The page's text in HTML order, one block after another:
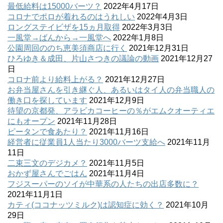
最低給料は15000バーツ？ 2022年4月17日
コロナでポロが着れるのはうれしい 2022年4月3日
ロングステイビザを15ヵ月取得 2022年3月3日
一風堂→ばんから→一風堂へ 2022年1月8日
公園周回ののち恵美須商店に行く
2021年12月31日
ひろゆき＆成田、片山さつきの議論の動画 2021年12月27
日
コロナ前より給料上がる？ 2021年12月27日
お弁当屋さんを引き継ぐ人、あるいはタイ人の弁当職人の
働き口を探しています 2021年12月9日
待望の京都発、アラビカコーヒーの％がエムクオーティエ
にもオープン 2021年11月28日
ピータンで食あたり？ 2021年11月16日
経営者に従業員1人当たり3000バーツ支給へ 2021年11月
11日
二束三文のデジカメ？ 2021年11月5日
おかず屋さんでごはん 2021年11月4日
フジスーパーのソイが中華系の人たちの出店多数に？
2021年11月1日
カティ(ココナッツミルク)は認知症に効く？ 2021年10月
29日